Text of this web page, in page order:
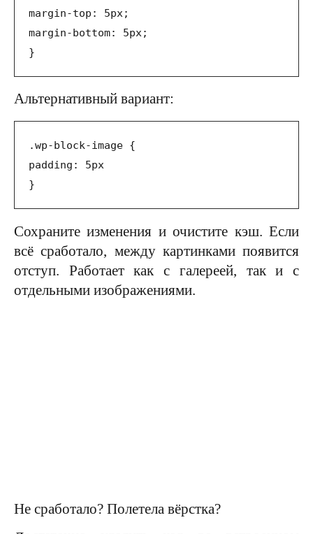
margin-top: 5px;
margin-bottom: 5px;
}
Альтернативный вариант:
.wp-block-image {
padding: 5px
}
Сохраните изменения и очистите кэш. Если
всё сработало, между картинками появится
отступ. Работает как с галереей, так и с
отдельными изображениями.
Не сработало? Полетела вёрстка?